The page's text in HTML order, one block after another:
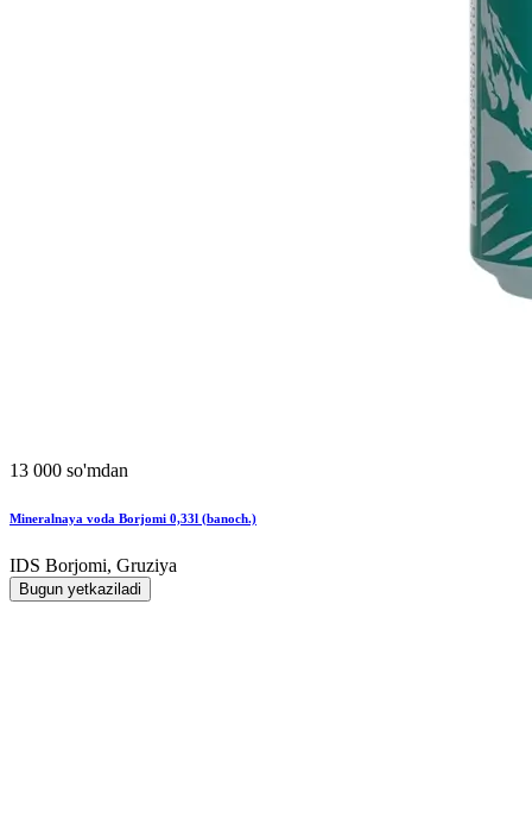
13 000 so'mdan
Mineralnaya voda Borjomi 0,33l (banoch.)
IDS Borjomi, Gruziya
Bugun yetkaziladi